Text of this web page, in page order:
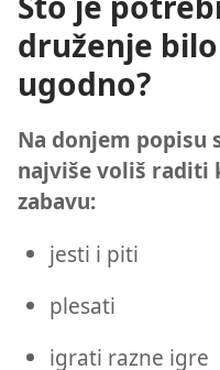
druženje
ugodno?
Na donjem popisu
najviše voliš raditi
zabavu:
jesti i piti
plesati
igrati razne igre